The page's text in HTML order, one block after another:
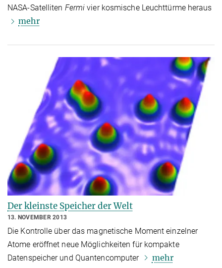
NASA-Satelliten Fermi vier kosmische Leuchttürme heraus
mehr
Der kleinste Speicher der Welt
13. NOVEMBER 2013
Die Kontrolle über das magnetische Moment einzelner
Atome eröffnet neue Möglichkeiten für kompakte
Datenspeicher und Quantencomputer
mehr